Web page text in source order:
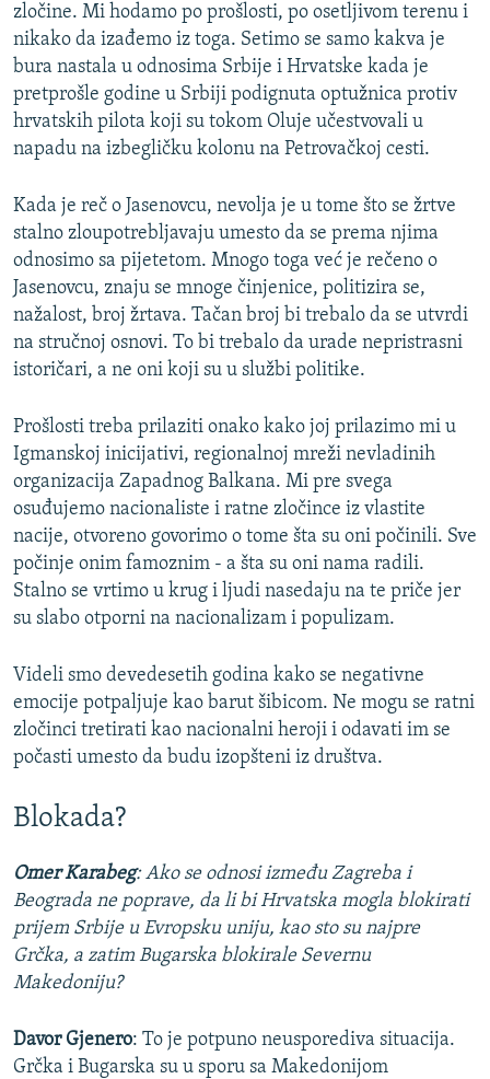
zločine. Mi hodamo po prošlosti, po osetljivom terenu i
nikako da izađemo iz toga. Setimo se samo kakva je
bura nastala u odnosima Srbije i Hrvatske kada je
pretprošle godine u Srbiji podignuta optužnica protiv
hrvatskih pilota koji su tokom Oluje učestvovali u
napadu na izbegličku kolonu na Petrovačkoj cesti.
Kada je reč o Jasenovcu, nevolja je u tome što se žrtve
stalno zloupotrebljavaju umesto da se prema njima
odnosimo sa pijetetom. Mnogo toga već je rečeno o
Jasenovcu, znaju se mnoge činjenice, politizira se,
nažalost, broj žrtava. Tačan broj bi trebalo da se utvrdi
na stručnoj osnovi. To bi trebalo da urade nepristrasni
istoričari, a ne oni koji su u službi politike.
Prošlosti treba prilaziti onako kako joj prilazimo mi u
Igmanskoj inicijativi, regionalnoj mreži nevladinih
organizacija Zapadnog Balkana. Mi pre svega
osuđujemo nacionaliste i ratne zločince iz vlastite
nacije, otvoreno govorimo o tome šta su oni počinili. Sve
počinje onim famoznim - a šta su oni nama radili.
Stalno se vrtimo u krug i ljudi nasedaju na te priče jer
su slabo otporni na nacionalizam i populizam.
Videli smo devedesetih godina kako se negativne
emocije potpaljuje kao barut šibicom. Ne mogu se ratni
zločinci tretirati kao nacionalni heroji i odavati im se
počasti umesto da budu izopšteni iz društva.
Blokada?
Omer Karabeg: Ako se odnosi između Zagreba i
Beograda ne poprave, da li bi Hrvatska mogla blokirati
prijem Srbije u Evropsku uniju, kao sto su najpre
Grčka, a zatim Bugarska blokirale Severnu
Makedoniju?
Davor Gjenero: To je potpuno neusporediva situacija.
Grčka i Bugarska su u sporu sa Makedonijom